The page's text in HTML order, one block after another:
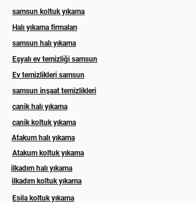
samsun koltuk yıkama
Halı yıkama firmaları
samsun halı yıkama
Eşyalı ev temizliği samsun
Ev temizlikleri samsun
samsun inşaat temizlikleri
canik halı yıkama
canik koltuk yıkama
Atakum halı yıkama
Atakum koltuk yıkama
ilkadım halı yıkama
ilkadım koltuk yıkama
Esila koltuk yıkama